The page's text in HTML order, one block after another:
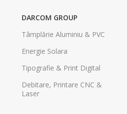
DARCOM GROUP
Tâmplărie Aluminiu & PVC
Energie Solara
Tipografie & Print Digital
Debitare, Printare CNC &
Laser